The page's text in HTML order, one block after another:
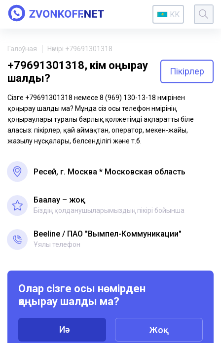
KK
Галоўная Нөмірі +79691301318
+79691301318, кім қоңырау
шалды?
Пікірлер
Сізге +79691301318 немесе 8 (969) 130-13-18 нөмірінен
қоңырау шалды ма? Мұнда сіз осы телефон нөмірінің
қоңыраулары туралы барлық қолжетімді ақпаратты біле
аласыз: пікірлер, қай аймақтан, оператор, мекен-жайы,
жазылу нұсқалары, белсенділігі және т.б.
Ресей, г. Москва * Московская область
Бағалау – жоқ
Біздің қолданушыларымыздың пікірі бойынша
Beeline ПАО "Вымпел-Коммуникации"
Ұялы телефон
Олар сізге осы нөмірден
қоңырау шалды ма?
Иә Жоқ